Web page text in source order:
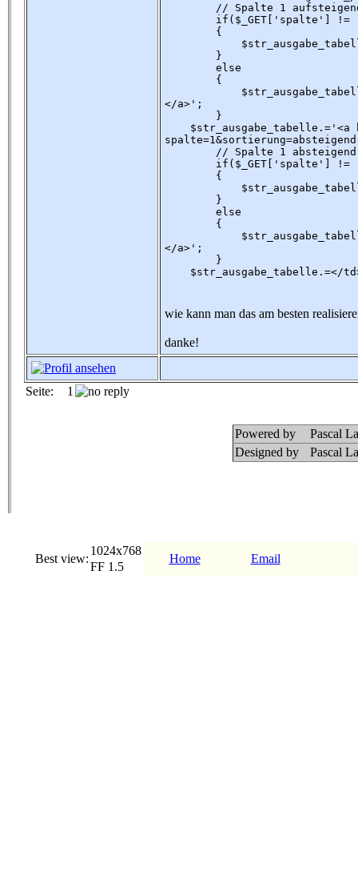
// Spalte 1
if($_GET['spalte'] != '1'
{
}
else
{
</a>';
}
$str_ausgabe_tabelle.='<a
// Spalte 1 absteigend
if($_GET['spalte'] != '1'
{
}
else
{
</a>';
}
$str_ausgabe_tabelle.=</
wie kann man das am besten
danke!
Seite: 1
Powered by
Pascal
Designed by
Pascal
Best view:
1024x768
FF 1.5
Home Email